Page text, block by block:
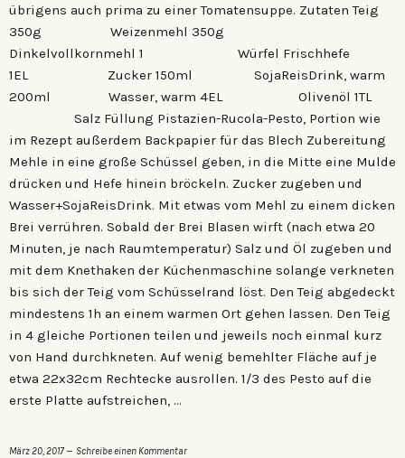
übrigens auch prima zu einer Tomatensuppe. Zutaten Teig
350g Weizenmehl 350g
Dinkelvollkornmehl 1 Würfel Frischhefe
1EL Zucker 150ml SojaReisDrink, warm
200ml Wasser, warm 4EL Olivenöl 1TL
Salz Füllung Pistazien-Rucola-Pesto, Portion wie
im Rezept außerdem Backpapier für das Blech Zubereitung
Mehle in eine große Schüssel geben, in die Mitte eine Mulde
drücken und Hefe hinein bröckeln. Zucker zugeben und
Wasser+SojaReisDrink. Mit etwas vom Mehl zu einem dicken
Brei verrühren. Sobald der Brei Blasen wirft (nach etwa 20
Minuten, je nach Raumtemperatur) Salz und Öl zugeben und
mit dem Knethaken der Küchenmaschine solange verkneten
bis sich der Teig vom Schüsselrand löst. Den Teig abgedeckt
mindestens 1h an einem warmen Ort gehen lassen. Den Teig
in 4 gleiche Portionen teilen und jeweils noch einmal kurz
von Hand durchkneten. Auf wenig bemehlter Fläche auf je
etwa 22x32cm Rechtecke ausrollen. 1/3 des Pesto auf die
erste Platte aufstreichen, …
März 20, 2017
Schreibe einen Kommentar